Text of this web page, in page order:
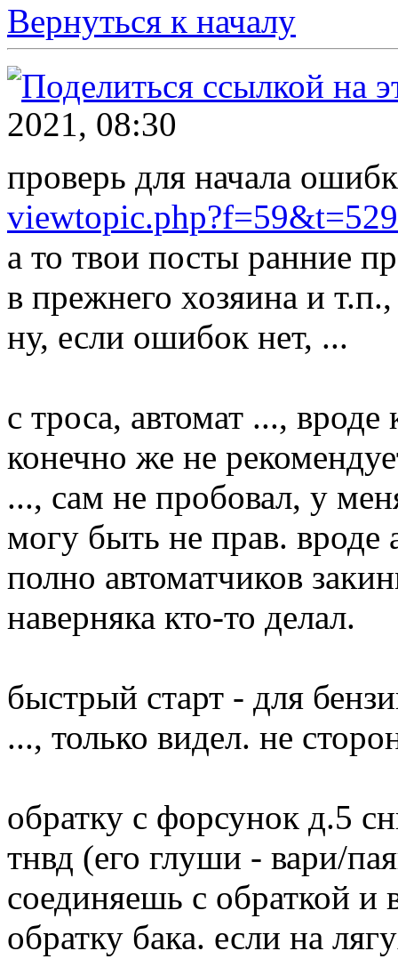
Вернуться к началу
2021, 08:30
проверь для начала
а то твои посты ранние
в прежнего хозяина и
ну, если ошибок нет, ...
с троса, автомат ...,
конечно же не
..., сам не пробовал, у
могу быть не прав. вроде
полно автоматчиков
наверняка кто-то делал.
быстрый старт - для
..., только видел. не
обратку с форсунок д.5
тнвд (его глуши - вари/
соединяешь с обраткой
обратку бака. если на